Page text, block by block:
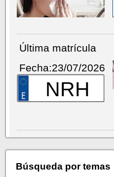
Última matrícula
Fecha:23/07/2026
NRH
Búsqueda por temas